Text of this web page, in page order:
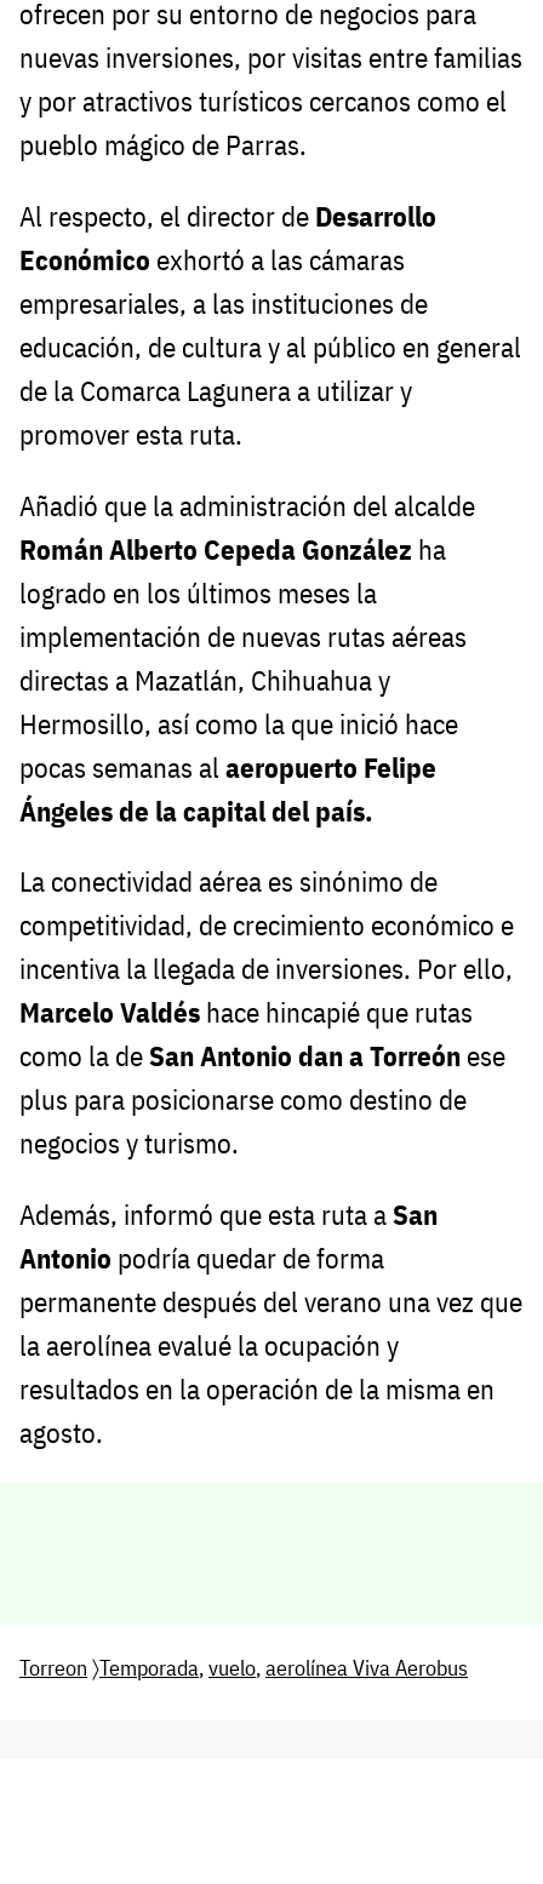
ofrecen por su entorno de negocios para
nuevas inversiones, por visitas entre familias
y por atractivos turísticos cercanos como el
pueblo mágico de Parras.
Al respecto, el director de Desarrollo
Económico exhortó a las cámaras
empresariales, a las instituciones de
educación, de cultura y al público en general
de la Comarca Lagunera a utilizar y
promover esta ruta.
Añadió que la administración del alcalde
Román Alberto Cepeda González ha
logrado en los últimos meses la
implementación de nuevas rutas aéreas
directas a Mazatlán, Chihuahua y
Hermosillo, así como la que inició hace
pocas semanas al aeropuerto Felipe
Ángeles de la capital del país.
La conectividad aérea es sinónimo de
competitividad, de crecimiento económico e
incentiva la llegada de inversiones. Por ello,
Marcelo Valdés hace hincapié que rutas
como la deSan Antonio dan a Torreón ese
plus para posicionarse como destino de
negocios y turismo.
Además, informó que esta ruta aSan
Antonio podría quedar de forma
permanente después del verano una vez que
la aerolínea evalué la ocupación y
resultados en la operación de la misma en
agosto.
Torreon 〉Temporada,vuelo,aerolínea Viva Aerobus